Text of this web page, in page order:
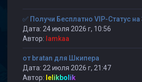
✅ Получи Бесплатно VIP-Статус
Дата: 24 июля 2026 г, 10:56
Автор: lamkaa
от bratan для Шкипера
Дата: 22 июля 2026 г, 21:47
Автор: lelikbolik